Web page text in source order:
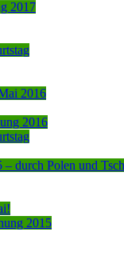
2017
2016
2016
– durch Polen und
2015